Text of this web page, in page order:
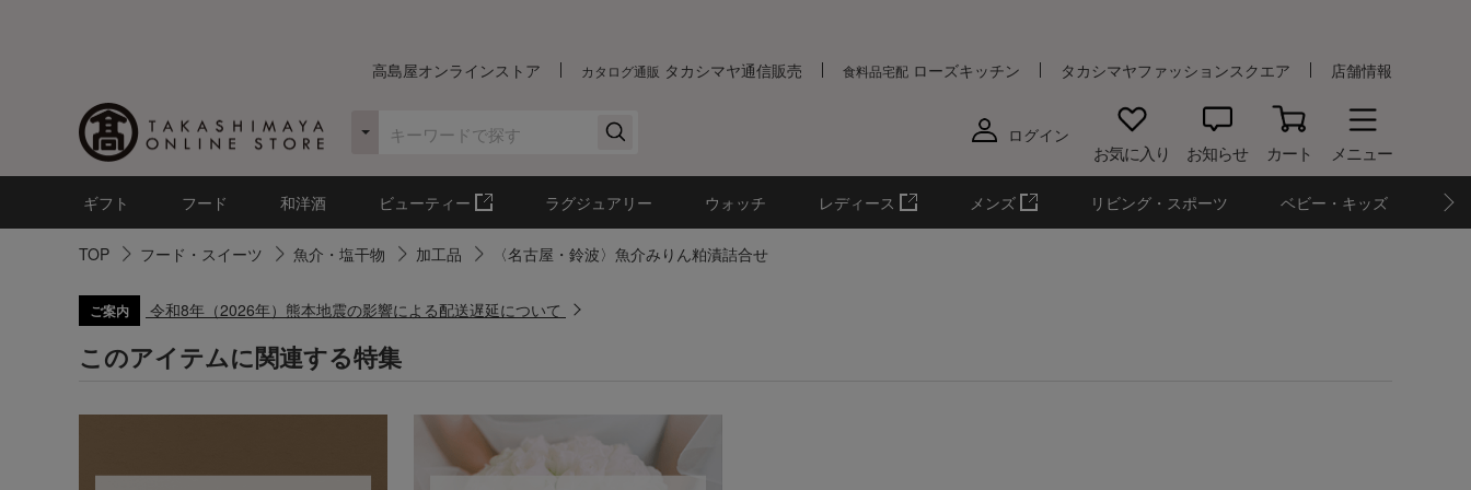
高島屋オンラインストア カタログ通販 タカシマヤ通信販売 食料品宅配 ローズキッチン タカシマヤファッションスクエア 店舗情報
ログイン
お気に入り お知らせ カート メニュー
ギフト フード 和洋酒 ビューティー ラグジュアリー ウォッチ レディース メンズ リビング・スポーツ ベビー・キッズ
TOP フード・スイーツ 魚介・塩干物 加工品 〈名古屋・鈴波〉魚介みりん粕漬詰合せ
ご案内 令和8年（2026年）熊本地震の影響による配送遅延について
このアイテムに関連する特集